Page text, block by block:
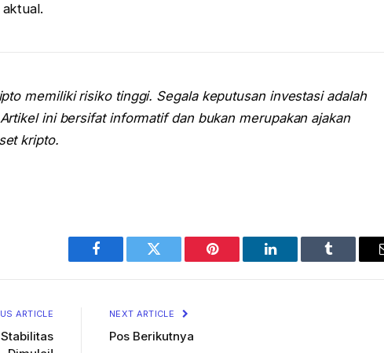
memiliki risiko tinggi. Segala keputusan investasi adalah
ini bersifat informatif dan bukan merupakan ajakan
kripto.
Facebook Twitter Pinterest LinkedIn Tumblr
ARTICLE NEXT ARTICLE
Pos Berikutnya